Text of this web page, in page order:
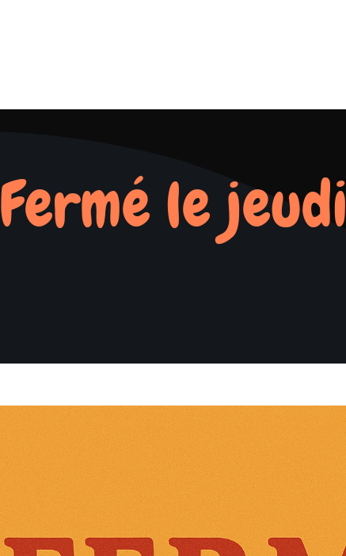
Fermé le jeudi